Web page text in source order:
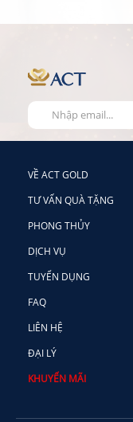
VỀ ACT GOLD
TƯ VẤN QUÀ TẶNG
PHONG THỦY
DỊCH VỤ
TUYỂN DỤNG
FAQ
LIÊN HỆ
ĐẠI LÝ
KHUYẾN MÃI